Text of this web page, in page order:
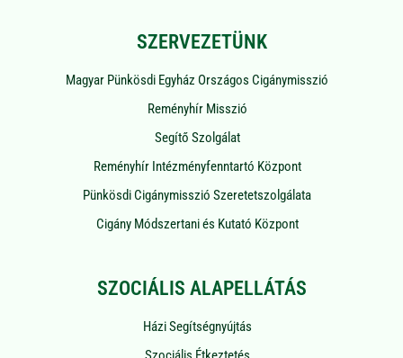
SZERVEZETÜNK
Magyar Pünkösdi Egyház Országos Cigánymisszió
Reményhír Misszió
Segítő Szolgálat
Reményhír Intézményfenntartó Központ
Pünkösdi Cigánymisszió Szeretetszolgálata
Cigány Módszertani és Kutató Központ
SZOCIÁLIS ALAPELLÁTÁS
Házi Segítségnyújtás